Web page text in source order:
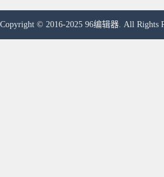
Copyright © 2016-2025 96编辑器. All Rights